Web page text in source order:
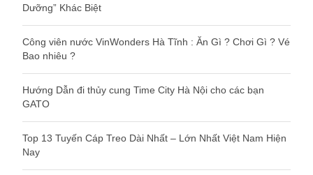
Dưỡng” Khác Biệt
Công viên nước VinWonders Hà Tĩnh : Ăn Gì ? Chơi Gì ? Vé
Bao nhiêu ?
Hướng Dẫn đi thủy cung Time City Hà Nội cho các bạn
GATO
Top 13 Tuyến Cáp Treo Dài Nhất – Lớn Nhất Việt Nam Hiện
Nay